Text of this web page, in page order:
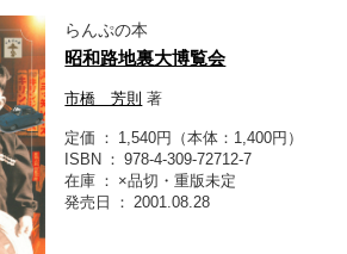
らんぷの本
昭和路地裏大博覧会
市橋 芳則 著
定価
1,540円（本体：1,400円）
ISBN
978-4-309-72712-7
在庫
×品切・重版未定
発売日
2001.08.28